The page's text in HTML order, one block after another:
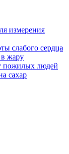
измерения
слабого сердца
в жару
пожилых людей
сахар